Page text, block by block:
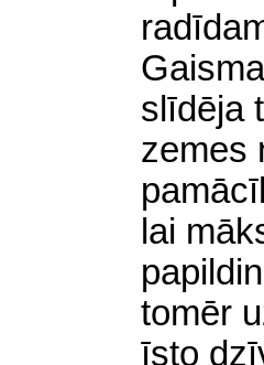
slīdēja
zemes
lai
tomēr
īsto